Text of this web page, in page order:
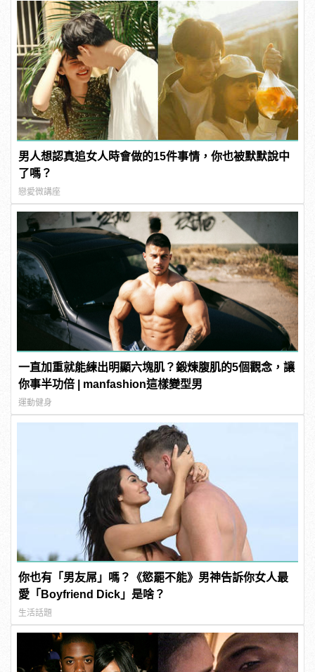
男人想認真追女人時會做的15件事情，你也被默默說中
了嗎？
戀愛微講座
一直加重就能練出明顯六塊肌？鍛煉腹肌的5個觀念，讓
你事半功倍 | manfashion這樣變型男
運動健身
你也有「男友屌」嗎？《慾罷不能》男神告訴你女人最
愛「Boyfriend Dick」是啥？
生活話題